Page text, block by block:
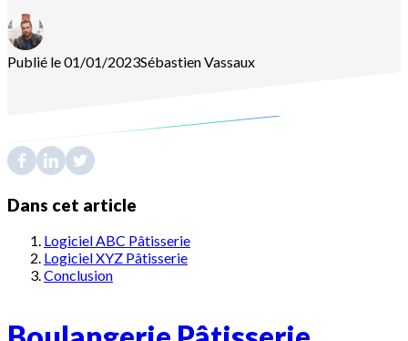
Publié le 01/01/2023SébastienVassaux
Dans cet article
Logiciel ABC Pâtisserie
Logiciel XYZ Pâtisserie
Conclusion